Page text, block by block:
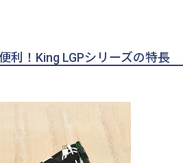
利！King LGPシリーズの特長